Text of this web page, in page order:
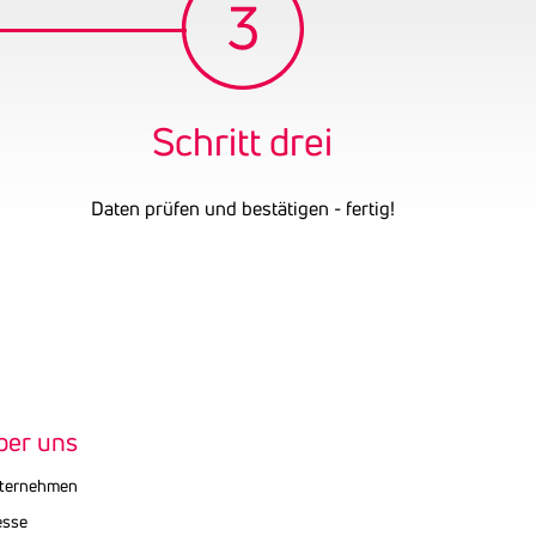
Schritt drei
Daten prüfen und bestätigen - fertig!
uns